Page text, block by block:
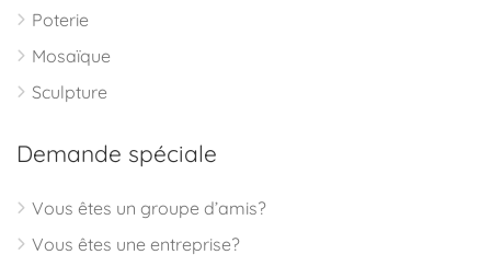
Poterie
Mosaïque
Sculpture
Demande spéciale
Vous êtes un groupe d’amis?
Vous êtes une entreprise?